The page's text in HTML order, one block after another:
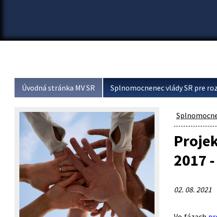
Úvodná stránka MV SR Splnomocnenec vlády SR pre
2017
02. 08. 2021